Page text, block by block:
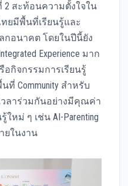
2 สะท้อนความตั้งใจใน
ยมีพื้นที่เรียนรู้และ
กอนาคต โดยในปีนี้ยัง
Experience มาก
อกิจกรรมการเรียนรู้
Community สำหรับ
ลาร่วมกันอย่างมีคุณค่า
หม่ ๆ เช่น AI-Parenting
ยในงาน